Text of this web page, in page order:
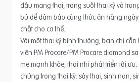
đầu mang thai, trong suốt thai kỳ và
bú để đảm bảo cùng thức ăn hàng
chất cho cơ thể.
Với một thai kỳ bình thường, bạn chỉ
viên PM Procare/PM Procare diamond
mẹ mạnh khỏe, thai nhi phát triển tối
chứng trong thai kỳ: sảy thai, sinh non,